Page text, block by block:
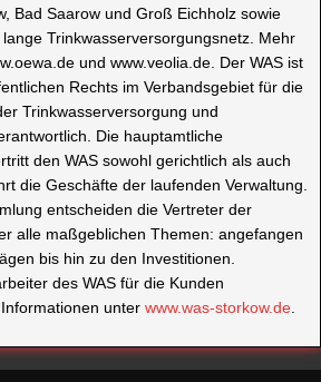
Bad Saarow und Groß Eichholz sowie
Trinkwasserversorgungsnetz. Mehr
und www.veolia.de. Der WAS ist
Rechts im Verbandsgebiet für die
Trinkwasserversorgung und
Die hauptamtliche
den WAS sowohl gerichtlich als auch
die Geschäfte der laufenden Verwaltung.
entscheiden die Vertreter der
alle maßgeblichen Themen: angefangen
bis hin zu den Investitionen.
des WAS für die Kunden
unter www.was-storkow.de